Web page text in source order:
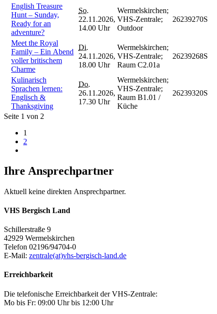
English Treasure
Hunt – Sunday,
Ready for an
adventure?
So.
22.11.2026,
14.00 Uhr
Wermelskirchen;
VHS-Zentrale;
Outdoor
26239270S
Meet the Royal
Family – Ein Abend
voller britischem
Charme
Di.
24.11.2026,
18.00 Uhr
Wermelskirchen;
VHS-Zentrale;
Raum C2.01a
26239268S
Kulinarisch
Sprachen lernen:
Englisch &
Thanksgiving
Do.
26.11.2026,
17.30 Uhr
Wermelskirchen;
VHS-Zentrale;
Raum B1.01 /
Küche
26239320S
Seite 1 von 2
1
2
Ihre Ansprechpartner
Aktuell keine direkten Ansprechpartner.
VHS Bergisch Land
Schillerstraße 9
42929 Wermelskirchen
Telefon 02196/94704-0
E-Mail: zentrale(at)vhs-bergisch-land.de
Erreichbarkeit
Die telefonische Erreichbarkeit der VHS-Zentrale:
Mo bis Fr: 09:00 Uhr bis 12:00 Uhr